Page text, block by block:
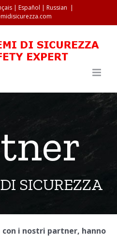
| Español | Russian |
SICUREZZA
i nostri partner, hanno